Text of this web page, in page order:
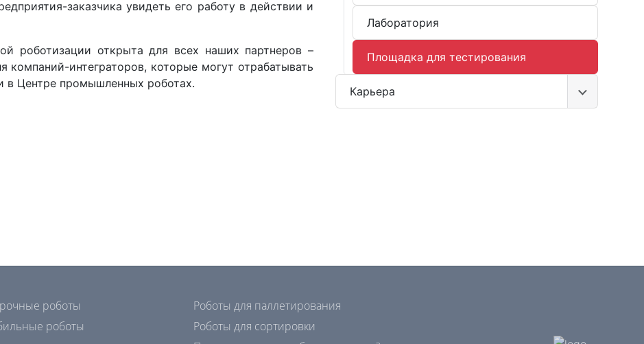
заказчика увидеть его работу в действии и
роботизации открыта для всех наших партнеров –
компаний-интеграторов, которые могут отрабатывать
в Центре промышленных роботах.
Лаборатория
Площадка для тестирования
Карьера
роботы
Роботы для паллетирования
роботы
Роботы для сортировки